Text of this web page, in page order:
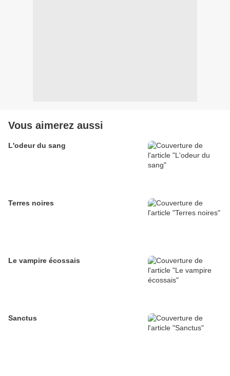
Vous aimerez aussi
L'odeur du sang
Terres noires
Le vampire écossais
Sanctus